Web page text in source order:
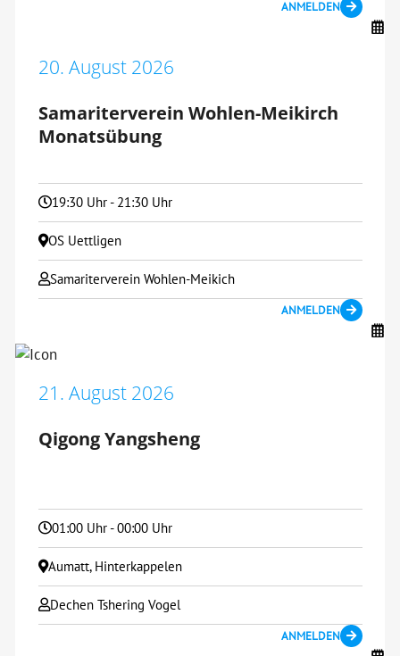
ANMELDEN
20. August 2026
Samariterverein Wohlen-Meikirch
Monatsübung
19:30 Uhr - 21:30 Uhr
OS Uettligen
Samariterverein Wohlen-Meikich
ANMELDEN
21. August 2026
Qigong Yangsheng
01:00 Uhr - 00:00 Uhr
Aumatt, Hinterkappelen
Dechen Tshering Vogel
ANMELDEN